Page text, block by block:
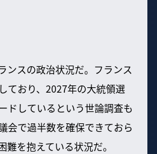
ンスの政治状況だ。フランス
ており、2027年の大統領選
ドしているという世論調査も
会で過半数を確保できておら
難を抱えている状況だ。